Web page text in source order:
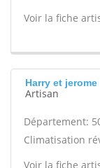
Voir la fiche
Harry et
Artisan
Département:
Climatisation
Voir la fiche